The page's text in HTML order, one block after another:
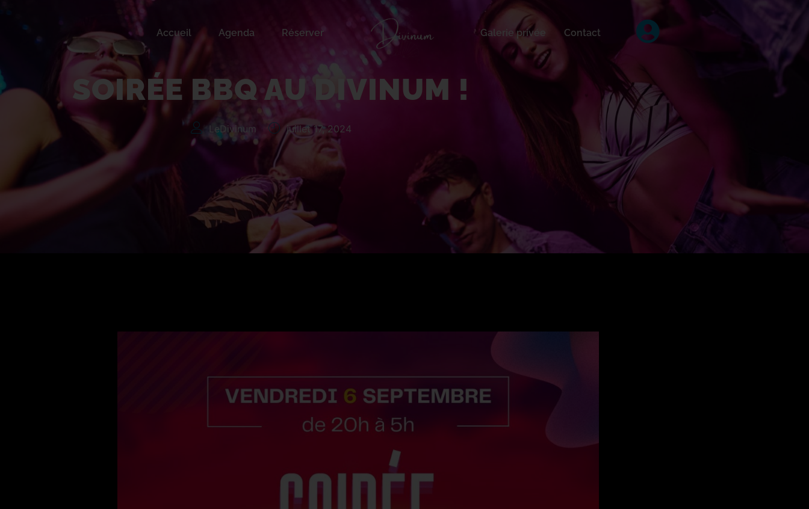
Accueil Agenda Réserver Galerie privée Contact
Soirée BBQ au Divinum !
SOIRÉE BBQ AU DIVINUM !
LeDivinum juillet 17, 2024